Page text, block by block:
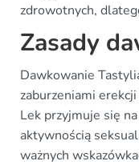
zdrowotnych,
Zasady
Dawkowanie
zaburzeniami
Lek przyjmuje się
aktywnością
ważnych